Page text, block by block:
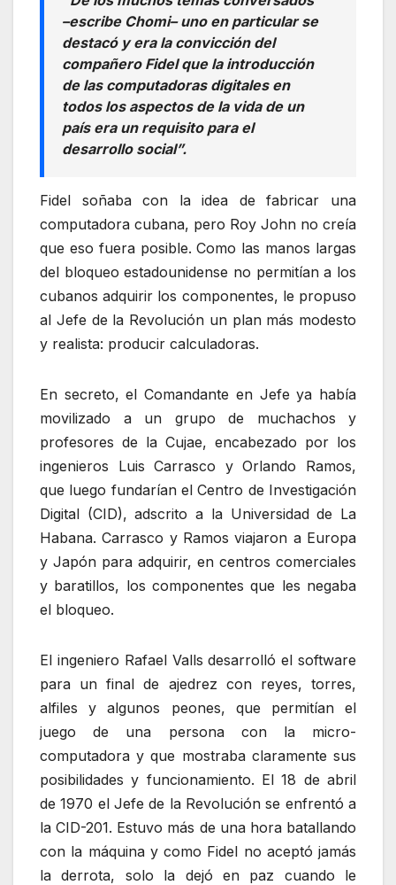
–escribe Chomi– uno en particular se
destacó y era la convicción del
compañero Fidel que la introducción
de las computadoras digitales en
todos los aspectos de la vida de un
país era un requisito para el
desarrollo social”.
Fidel soñaba con la idea de fabricar una
computadora cubana, pero Roy John no creía
que eso fuera posible. Como las manos largas
del bloqueo estadounidense no permitían a los
cubanos adquirir los componentes, le propuso
al Jefe de la Revolución un plan más modesto
y realista: producir calculadoras.
En secreto, el Comandante en Jefe ya había
movilizado a un grupo de muchachos y
profesores de la Cujae, encabezado por los
ingenieros Luis Carrasco y Orlando Ramos,
que luego fundarían el Centro de Investigación
Digital (CID), adscrito a la Universidad de La
Habana. Carrasco y Ramos viajaron a Europa
y Japón para adquirir, en centros comerciales
y baratillos, los componentes que les negaba
el bloqueo.
El ingeniero Rafael Valls desarrolló el software
para un final de ajedrez con reyes, torres,
alfiles y algunos peones, que permitían el
juego de una persona con la micro-
computadora y que mostraba claramente sus
posibilidades y funcionamiento. El 18 de abril
de 1970 el Jefe de la Revolución se enfrentó a
la CID-201. Estuvo más de una hora batallando
con la máquina y como Fidel no aceptó jamás
la derrota, solo la dejó en paz cuando le